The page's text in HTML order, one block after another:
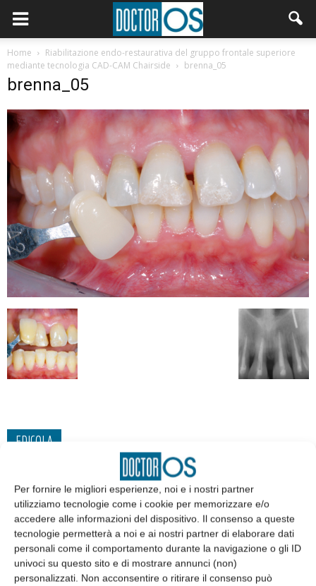
Per fornire le migliori esperienze, noi e i nostri partner
utilizziamo tecnologie come i cookie per memorizzare e/o
accedere alle informazioni del dispositivo. Il consenso a queste
tecnologie permetterà a noi e ai nostri partner di elaborare dati
personali come il comportamento durante la navigazione o gli ID
univoci su questo sito e di mostrare annunci (non)
personalizzati. Non acconsentire o ritirare il consenso può
Home
Riabilitazione endo-restaurativa del gruppo frontale superiore
mediante tecnologia CAD-CAM Chairside
brenna_05
brenna_05
EDICOLA